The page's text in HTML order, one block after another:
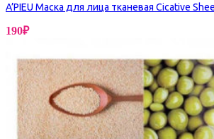
A’PIEU Маска для лица тканевая Cicative
190₽